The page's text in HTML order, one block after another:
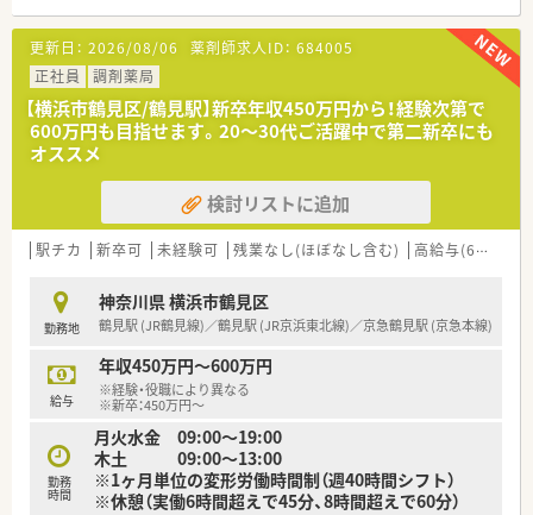
【法人特徴について】
■神奈川県を基盤とし、首都圏や群馬県などで地域に根差した薬
局を多数展開しています。
■大学との共同研究や学会での発表を積極的に行い、学術的な視
点からも医療に貢献します。
■近年ではOTC販売に注力したドラッグストア併設店舗も出店
しており、事業は順調に成長中です。
【こんな取り組みをしています】
■医師を招いた合同勉強会や病院薬剤部での研修など、専門性を
高める機会が豊富にあります。
向上と情報交換を促進します。
■現場スタッフが主体となったYouTubeでの情報発信など、新し
いことにも挑戦できる環境です。
更新日： 2026/08/06 薬剤師求人ID： 684005
正社員
調剤薬局
【横浜市鶴見区/鶴見駅】新卒年収450万円から！経験次第で
600万円も目指せます。20～30代ご活躍中で第二新卒にも
オススメ
検討リストに追加
駅チカ 新卒可 未経験可 残業なし(ほぼなし含む) 高給与(600万円以上)
勤務地
神奈川県 横浜市鶴見区
鶴見駅 (JR鶴見線)／鶴見駅 (JR京浜東北線)／京急鶴見駅 (京急本線)
給与
年収450万円～600万円
※経験・役職により異なる
※新卒：450万円～
勤務
時間
月火水金 09:00～19:00
木土 09:00～13:00
※1ヶ月単位の変形労働時間制（週40時間シフト）
※休憩（実働6時間超えで45分、8時間超えで60分）